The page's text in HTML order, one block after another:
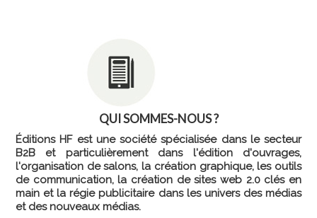
QUI SOMMES-NOUS ?
Éditions HF est une société spécialisée dans le secteur
B2B et particulièrement dans l'édition d'ouvrages,
l'organisation de salons, la création graphique, les outils
de communication, la création de sites web 2.0 clés en
main et la régie publicitaire dans les univers des médias
et des nouveaux médias.